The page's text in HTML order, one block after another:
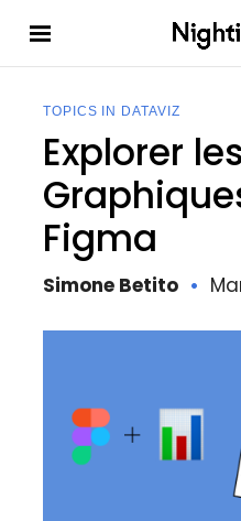
TOPICS IN DATAVIZ
Explorer
Figma
Simone Betito